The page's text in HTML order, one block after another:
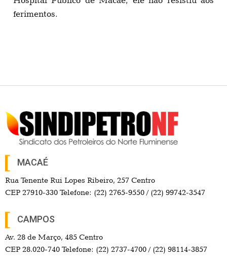
ferimentos.
MACAÉ
Rua Tenente Rui Lopes Ribeiro, 257 Centro
CEP 27910-330 Telefone: (22) 2765-9550 / (22) 99742-3547
CAMPOS
Av. 28 de Março, 485 Centro
CEP 28.020-740 Telefone: (22) 2737-4700 / (22) 98114-3857